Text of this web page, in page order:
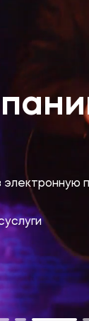
электронную